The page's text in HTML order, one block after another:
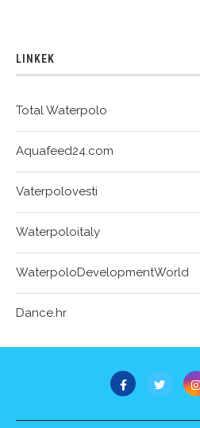
LINKEK
Total Waterpolo
Aquafeed24.com
Vaterpolovesti
Waterpoloitaly
WaterpoloDevelopmentWorld
Dance.hr